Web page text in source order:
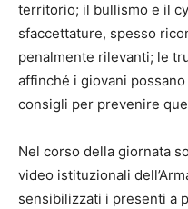
territorio; il bullismo e il
sfaccettature, spesso
penalmente rilevanti; le
affinché i giovani
consigli per prevenire
Nel corso della giornata
video istituzionali
sensibilizzati i presenti a